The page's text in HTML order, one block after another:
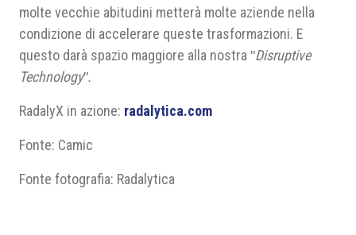
molte vecchie abitudini metterà molte aziende nella
condizione di accelerare queste trasformazioni. E
questo darà spazio maggiore alla nostra ʺDisruptive
Technologyʺ.
RadalyX in azione: radalytica.com
Fonte: Camic
Fonte fotografia: Radalytica